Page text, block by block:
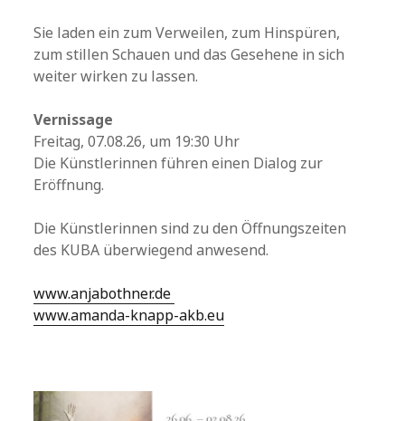
Sie laden ein zum Verweilen, zum Hinspüren,
zum stillen Schauen und das Gesehene in sich
weiter wirken zu lassen.
Vernissage
Freitag, 07.08.26, um 19:30 Uhr
Die Künstlerinnen führen einen Dialog zur
Eröffnung.
Die Künstlerinnen sind zu den Öffnungszeiten
des KUBA überwiegend anwesend.
www.anjabothner.de
www.amanda-knapp-akb.eu